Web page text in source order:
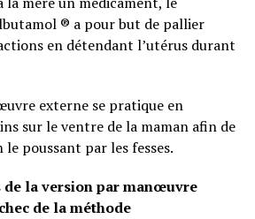
® a pour but de pallier
en détendant l’utérus durant
externe se pratique en
sur le ventre de la maman afin de
poussant par les fesses.
la version par manœuvre
de la méthode